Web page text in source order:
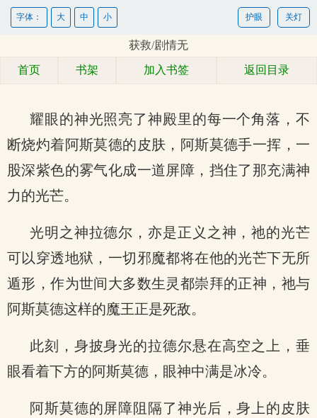
关灯
护眼
字体： 大 中 小
获救/剧情无
首页 书架 加入书签 返回目录
耀眼的神光照亮了神殿里的每一个角落，不
断烧灼着阿斯莫德的皮肤，阿斯莫德手一挥，一
股深紫色的雾气化成一道屏障，挡住了那充满神
力的光芒。
光明之神拉德尔，亦是正义之神，祂的光芒
可以穿透地狱，一切邪魔都将在他的光芒下无所
遁形，作为世间大多数生灵都崇拜的正神，祂与
阿斯莫德这样的魔王正是死敌。
此刻，身披身光的拉德尔悬在高空之上，垂
眼看着下方的阿斯莫德，眼神中满是冰冷。
阿斯莫德的屏障阻隔了神光后，身上的皮肤